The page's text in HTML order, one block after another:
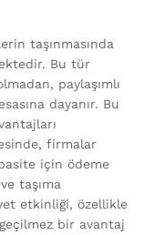
taşınmasında
Bu tür
paylaşımlı
dayanır. Bu
firmalar
için ödeme
taşıma
etkinliği, özellikle
bir avantaj